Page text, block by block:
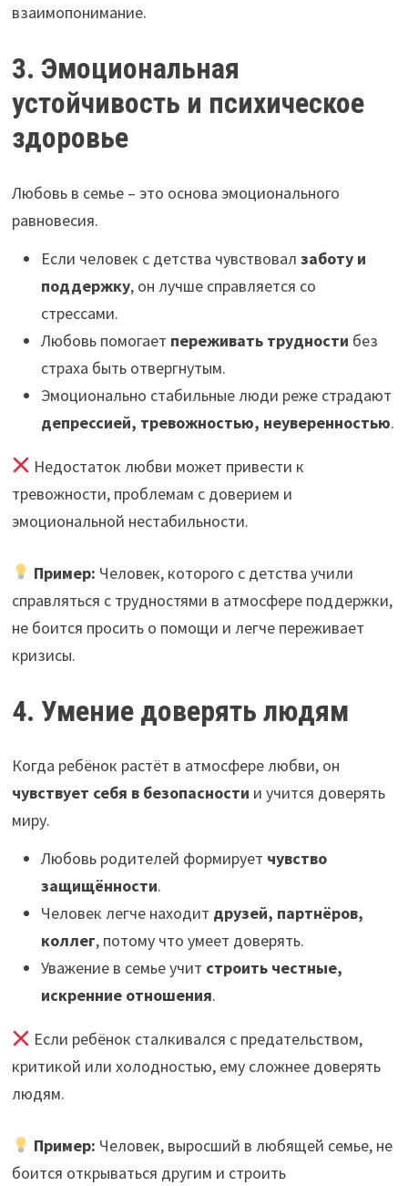
взаимопонимание.
3. Эмоциональная
устойчивость и психическое
здоровье
Любовь в семье – это основа эмоционального
равновесия.
Если человек с детства чувствовал заботу и
поддержку, он лучше справляется со
стрессами.
Любовь помогает переживать трудности без
страха быть отвергнутым.
Эмоционально стабильные люди реже страдают
депрессией, тревожностью, неуверенностью.
Недостаток любви может привести к
тревожности, проблемам с доверием и
эмоциональной нестабильности.
Пример: Человек, которого с детства учили
справляться с трудностями в атмосфере поддержки,
не боится просить о помощи и легче переживает
кризисы.
4. Умение доверять людям
Когда ребёнок растёт в атмосфере любви, он
чувствует себя в безопасности и учится доверять
миру.
Любовь родителей формирует чувство
защищённости.
Человек легче находит друзей, партнёров,
коллег, потому что умеет доверять.
Уважение в семье учит строить честные,
искренние отношения.
Если ребёнок сталкивался с предательством,
критикой или холодностью, ему сложнее доверять
людям.
Пример: Человек, выросший в любящей семье, не
боится открываться другим и строить